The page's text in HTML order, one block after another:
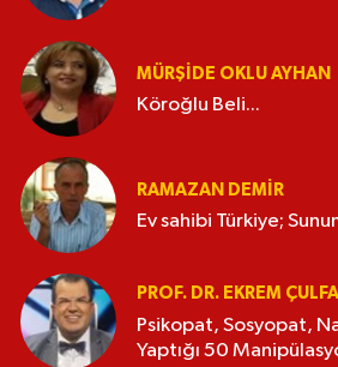
MÜRŞIDE OKLU AYHAN
Köroğlu Beli...
RAMAZAN DEMİR
Ev sahibi Türkiye;
PROF. DR. EKREM ÇULFA
Psikopat, Sosyopat,
Yaptığı 50